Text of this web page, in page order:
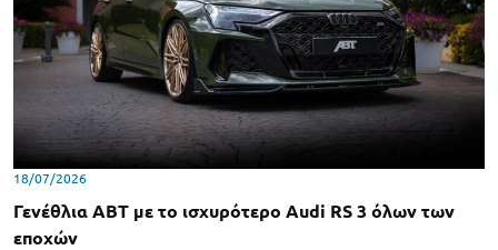
18/07/2026
Γενέθλια ABT με το ισχυρότερο Audi RS 3 όλων των
εποχών